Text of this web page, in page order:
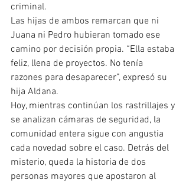
criminal.
Las hijas de ambos remarcan que ni
Juana ni Pedro hubieran tomado ese
camino por decisión propia. “Ella estaba
feliz, llena de proyectos. No tenía
razones para desaparecer”, expresó su
hija Aldana.
Hoy, mientras continúan los rastrillajes y
se analizan cámaras de seguridad, la
comunidad entera sigue con angustia
cada novedad sobre el caso. Detrás del
misterio, queda la historia de dos
personas mayores que apostaron al